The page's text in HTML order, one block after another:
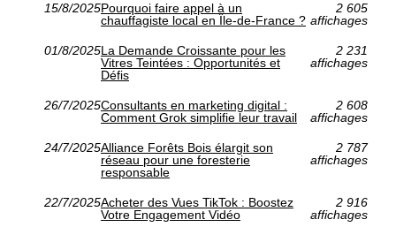
15/8/2025Pourquoi faire appel à un
chauffagiste local en Île-de-France ?
2 605
affichages
01/8/2025La Demande Croissante pour les
Vitres Teintées : Opportunités et
Défis
2 231
affichages
26/7/2025Consultants en marketing digital :
Comment Grok simplifie leur travail
2 608
affichages
24/7/2025Alliance Forêts Bois élargit son
réseau pour une foresterie
responsable
2 787
affichages
22/7/2025Acheter des Vues TikTok : Boostez
Votre Engagement Vidéo
2 916
affichages